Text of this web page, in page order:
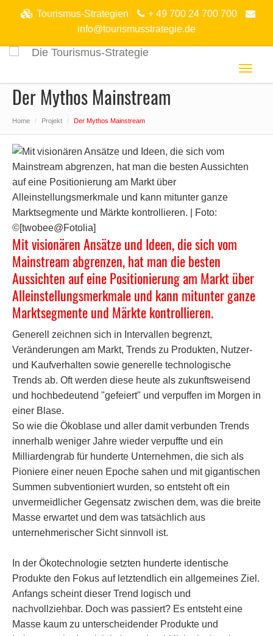
Tourismus-Strategien
+ 49 700 24 700 700
info@tourismusstrategie.de
Der Mythos Mainstream
Home Projekt Der Mythos Mainstream
Mit visionären Ansätze und Ideen, die sich vom
Mainstream abgrenzen, hat man die besten
Aussichten auf eine Positionierung am Markt über
Alleinstellungsmerkmale und kann mitunter ganze
Marktsegmente und Märkte kontrollieren.
Generell zeichnen sich in Intervallen begrenzt,
Veränderungen am Markt, Trends zu Produkten, Nutzer-
und Kaufverhalten sowie generelle technologische
Trends ab. Oft werden diese heute als zukunftsweisend
und hochbedeutend "gefeiert" und verpuffen im Morgen in
einer Blase.
So wie die Ökoblase und aller damit verbunden Trends
innerhalb weniger Jahre wieder verpuffte und ein
Milliardengrab für hunderte Unternehmen, die sich als
Pioniere einer neuen Epoche sahen und mit gigantischen
Summen subventioniert wurden, so entsteht oft ein
unvermeidlicher Gegensatz zwischen dem, was die breite
Masse erwartet und dem was tatsächlich aus
unternehmerischer Sicht sinnvoll ist.
In der Ökotechnologie setzten hunderte identische
Produkte den Fokus auf letztendlich ein allgemeines Ziel.
Anfangs scheint dieser Trend logisch und
nachvollziehbar. Doch was passiert? Es entsteht eine
Masse kaum zu unterscheidender Produkte und